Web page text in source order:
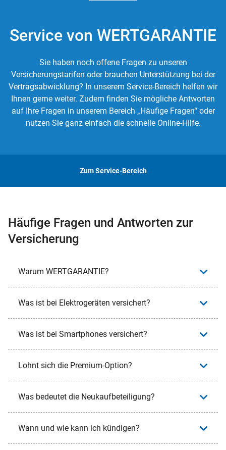
Service von WERTGARANTIE
Sie haben noch offene Fragen zu unseren
Versicherungstarifen oder brauchen Unterstützung bei der
Vertragsabwicklung? In unserem Service-Bereich helfen wir
Ihnen gerne weiter. Zudem finden Sie mögliche Antworten
auf Ihre Fragen in unserem Bereich „Häufige Fragen“ oder
nutzen Sie ganz einfach die schnelle Online-Hilfe.
Zum Service-Bereich
Häufige Fragen und Antworten zur
Versicherung
Warum WERTGARANTIE?
Was ist bei Elektrogeräten versichert?
Was ist bei Smartphones versichert?
Lohnt sich die Premium-Option?
Was bedeutet die Neukaufbeteiligung?
Wann und wie kann ich kündigen?